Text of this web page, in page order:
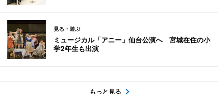
見る・遊ぶ
ミュージカル「アニー」仙台公演へ 宮城在住の小
学2年生も出演
もっと見る